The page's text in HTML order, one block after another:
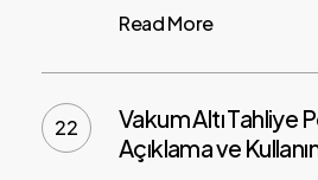
Read More
Vakum Altı Tahliye
Açıklama ve